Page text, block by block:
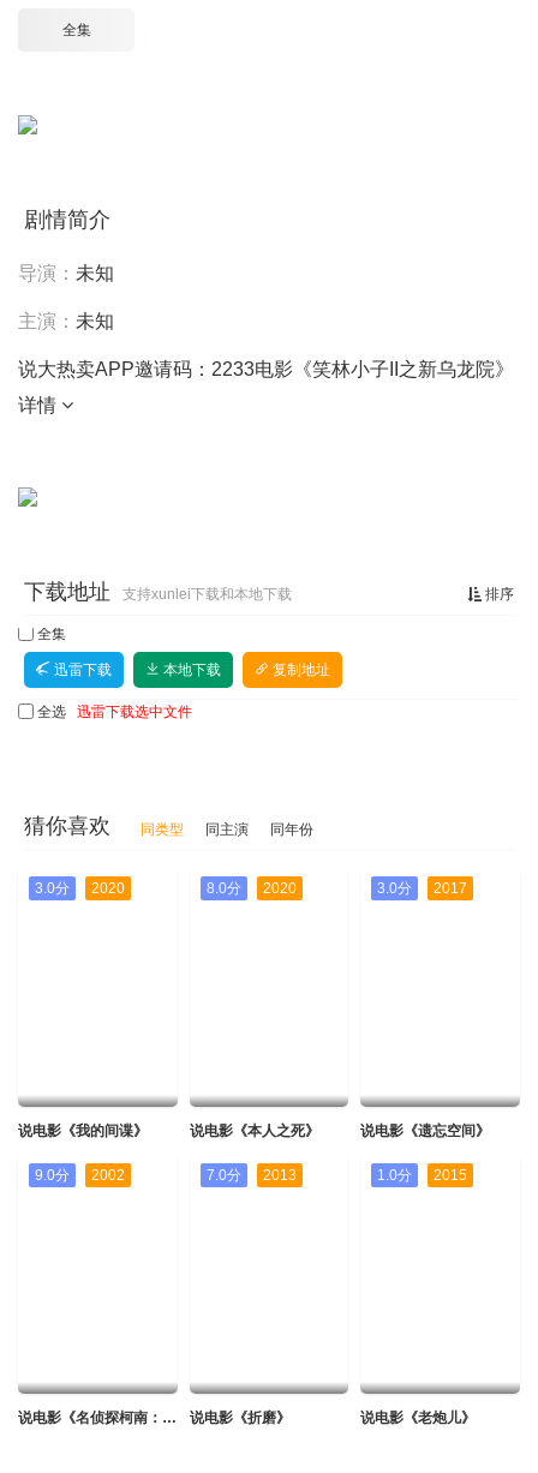
全集
剧情简介
导演： 未知
主演： 未知
说大热卖APP邀请码：2233电影《笑林小子II之新乌龙院》
详情
排序
下载地址 支持xunlei下载和本地下载
全集
迅雷下载 本地下载 复制地址
全选 迅雷下载选中文件
猜你喜欢 同类型 同主演 同年份
3.0分 2020
说电影《我的间谍》
8.0分 2020
说电影《本人之死》
3.0分 2017
说电影《遗忘空间》
9.0分 2002
说电影《名侦探柯南：贝克街的亡灵》
7.0分 2013
说电影《折磨》
1.0分 2015
说电影《老炮儿》